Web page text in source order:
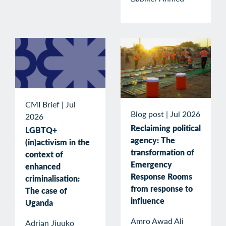
CMI Brief | Jul
2026
LGBTQ+
(in)activism in the
context of
enhanced
criminalisation:
The case of
Uganda
Adrian Jjuuko
Blog post | Jul 2026
Reclaiming political
agency: The
transformation of
Emergency
Response Rooms
from response to
influence
Amro Awad Ali